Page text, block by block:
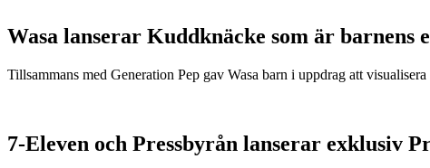
Wasa lanserar Kuddknäcke som är barnens
Tillsammans med Generation Pep gav Wasa barn i uppdrag att
7-Eleven och Pressbyrån lanserar exklusiv